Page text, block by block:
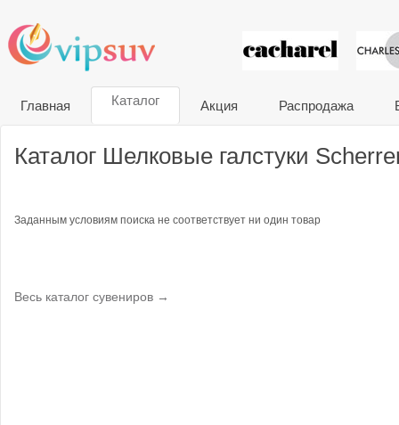
VIP
Главная Каталог Акция Распродажа
Каталог Шелковые галстуки
Заданным условиям поиска не соответствует ни один товар
Весь каталог сувениров →